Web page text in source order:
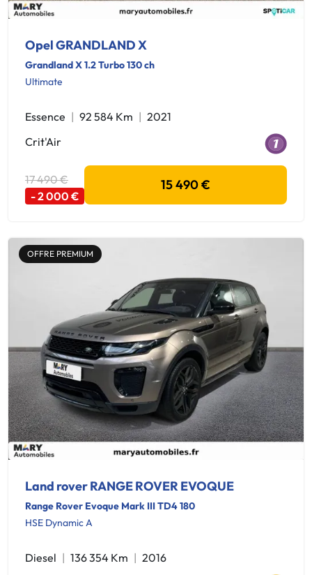
Opel GRANDLAND X
Grandland X 1.2 Turbo 130 ch
Ultimate
Essence 92 584 Km
2021
Crit'Air
17 490 €
- 2 000 €
15 490 €
OFFRE PREMIUM
Land rover RANGE ROVER EVOQUE
Range Rover Evoque Mark III TD4 180
HSE Dynamic A
Diesel 136 354 Km
2016